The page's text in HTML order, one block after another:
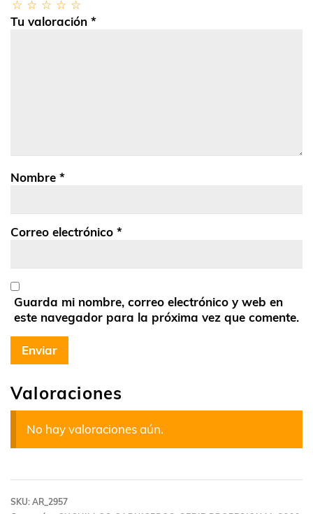
Valoraciones
No hay valoraciones aún.
Tu valoración *
Nombre *
Correo electrónico *
Guarda mi nombre, correo electrónico y web en
este navegador para la próxima vez que comente.
SKU: AR_2957